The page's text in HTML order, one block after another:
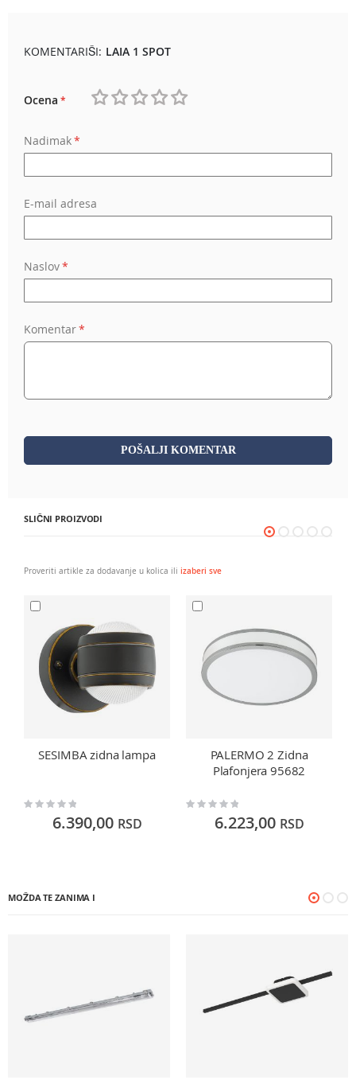
KOMENTARIŠI: LAIA 1 SPOT
Ocena
Nadimak
E-mail adresa
Naslov
Komentar
POŠALJI KOMENTAR
SLIČNI PROIZVODI
Proveriti artikle za dodavanje u kolica ili izaberi sve
SESIMBA zidna lampa
Rating:
6.390,00 RSD
PALERMO 2 Zidna
Plafonjera 95682
Rating:
6.223,00 RSD
MOŽDA TE ZANIMA I